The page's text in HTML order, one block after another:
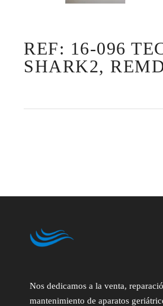
REF: 16-096
SHARK2,
Nos dedicamos a la venta,
mantenimiento de aparatos